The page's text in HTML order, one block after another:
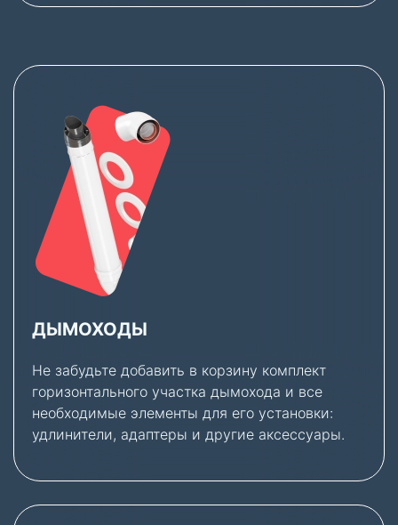
ДЫМОХОДЫ
Не забудьте добавить в корзину комплект
горизонтального участка дымохода и все
необходимые элементы для его установки:
удлинители, адаптеры и другие аксессуары.